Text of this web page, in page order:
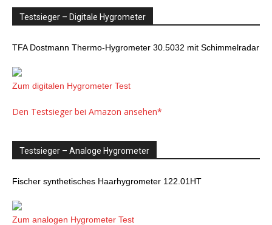
Testsieger – Digitale Hygrometer
TFA Dostmann Thermo-Hygrometer 30.5032 mit Schimmelradar
Zum digitalen Hygrometer Test
Den Testsieger bei Amazon ansehen*
Testsieger – Analoge Hygrometer
Fischer synthetisches Haarhygrometer 122.01HT
Zum analogen Hygrometer Test